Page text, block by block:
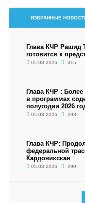
ИЗБРАННЫЕ
Глава КЧР Рашид
готовится к
05.08.2026 315
Глава КЧР :
в программах
полугодии 2026
05.08.2026 293
Глава КЧР:
федеральной
Кардоникская
05.08.2026 290